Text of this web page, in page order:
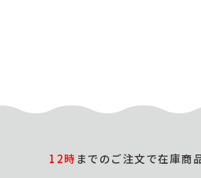
12時までのご注文で在庫商